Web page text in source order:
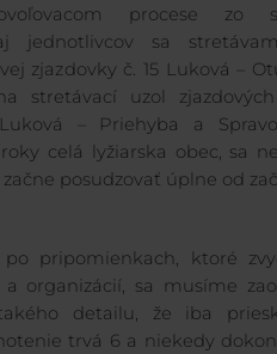
procese zo
jednotlivcov sa
zjazdovky č. 15 Luková –
stretávací uzol
– Priehyba a
celá lyžiarska obec, sa
posudzovať úplne od
pripomienkach, ktoré
organizácií, sa musíme
detailu, že iba
trvá 6 a niekedy